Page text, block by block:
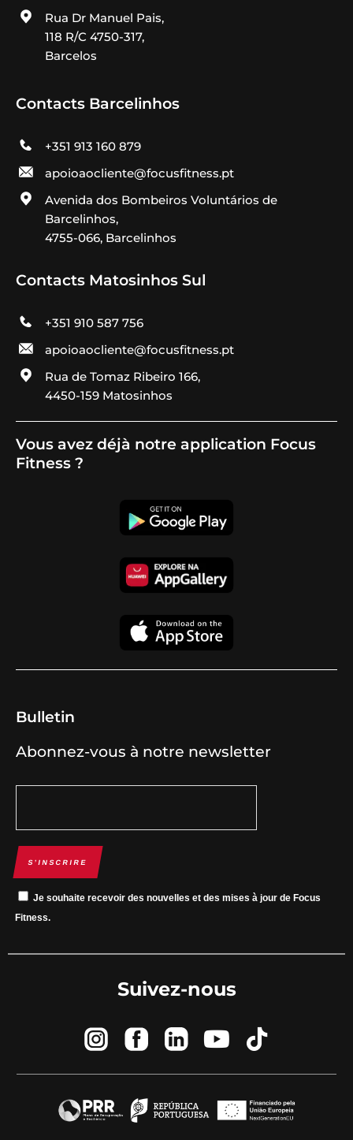
Rua Dr Manuel Pais,
118 R/C 4750-317,
Barcelos
Contacts Barcelinhos
+351 913 160 879
apoioaocliente@focusfitness.pt
Avenida dos Bombeiros Voluntários de
Barcelinhos,
4755-066, Barcelinhos
Contacts Matosinhos Sul
+351 910 587 756
apoioaocliente@focusfitness.pt
Rua de Tomaz Ribeiro 166,
4450-159 Matosinhos
Vous avez déjà notre application Focus
Fitness ?
Bulletin
Abonnez-vous à notre newsletter
S’INSCRIRE
Je souhaite recevoir des nouvelles et des mises à jour de Focus
Fitness.
Suivez-nous